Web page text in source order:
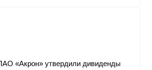
«Акрон» утвердили дивиденды